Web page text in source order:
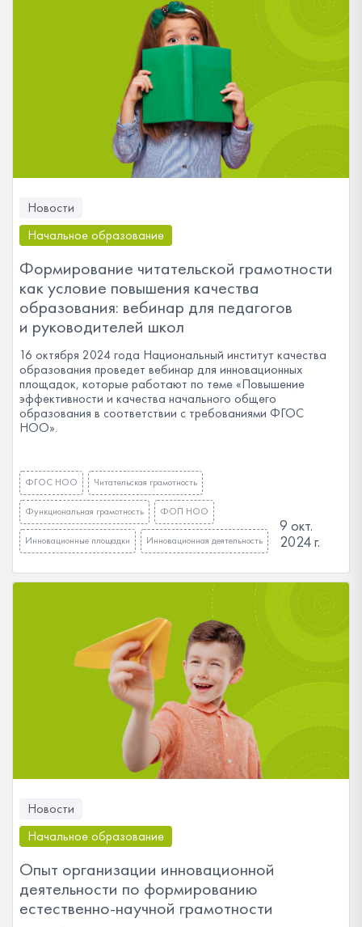
Новости
Начальное образование
Формирование читательской грамотности
как условие повышения качества
образования: вебинар для педагогов
и руководителей школ
16 октября 2024 года Национальный институт качества
образования проведет вебинар для инновационных
площадок, которые работают по теме «Повышение
эффективности и качества начального общего
образования в соответствии с требованиями ФГОС
НОО».
ФГОС НОО Читательская грамотность
Функциональная грамотность ФОП НОО
Инновационные площадки Инновационная деятельность
9 окт.
2024 г.
Новости
Начальное образование
Опыт организации инновационной
деятельности по формированию
естественно-научной грамотности